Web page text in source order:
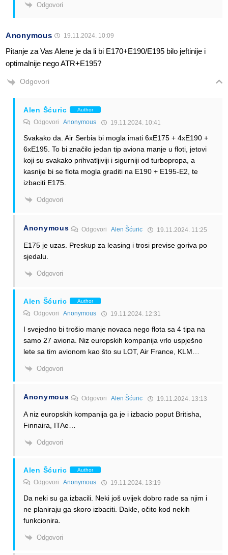
Odgovori
Anonymous 19.11.2024. 10:09
Pitanje za Vas Alene je da li bi E170+E190/E195 bilo jeftinije i
optimalnije nego ATR+E195?
Odgovori
Alen Šćuric Author
Odgovori Anonymous 19.11.2024. 10:41
Svakako da. Air Serbia bi mogla imati 6xE175 + 4xE190 +
6xE195. To bi značilo jedan tip aviona manje u floti, jetovi
koji su svakako prihvatljiviji i sigurniji od turbopropa, a
kasnije bi se flota mogla graditi na E190 + E195-E2, te
izbaciti E175.
Odgovori
Anonymous OdgovoriAlen Šćuric 19.11.2024. 11:25
E175 je uzas. Preskup za leasing i trosi previse goriva po
sjedalu.
Odgovori
Alen Šćuric Author
Odgovori Anonymous 19.11.2024. 12:31
I svejedno bi trošio manje novaca nego flota sa 4 tipa na
samo 27 aviona. Niz europskih kompanija vrlo uspješno
lete sa tim avionom kao što su LOT, Air France, KLM…
Odgovori
Anonymous OdgovoriAlen Šćuric 19.11.2024. 13:13
A niz europskih kompanija ga je i izbacio poput Britisha,
Finnaira, ITAe…
Odgovori
Alen Šćuric Author
Odgovori Anonymous 19.11.2024. 13:19
Da neki su ga izbacili. Neki još uvijek dobro rade sa njim i
ne planiraju ga skoro izbaciti. Dakle, očito kod nekih
funkcionira.
Odgovori